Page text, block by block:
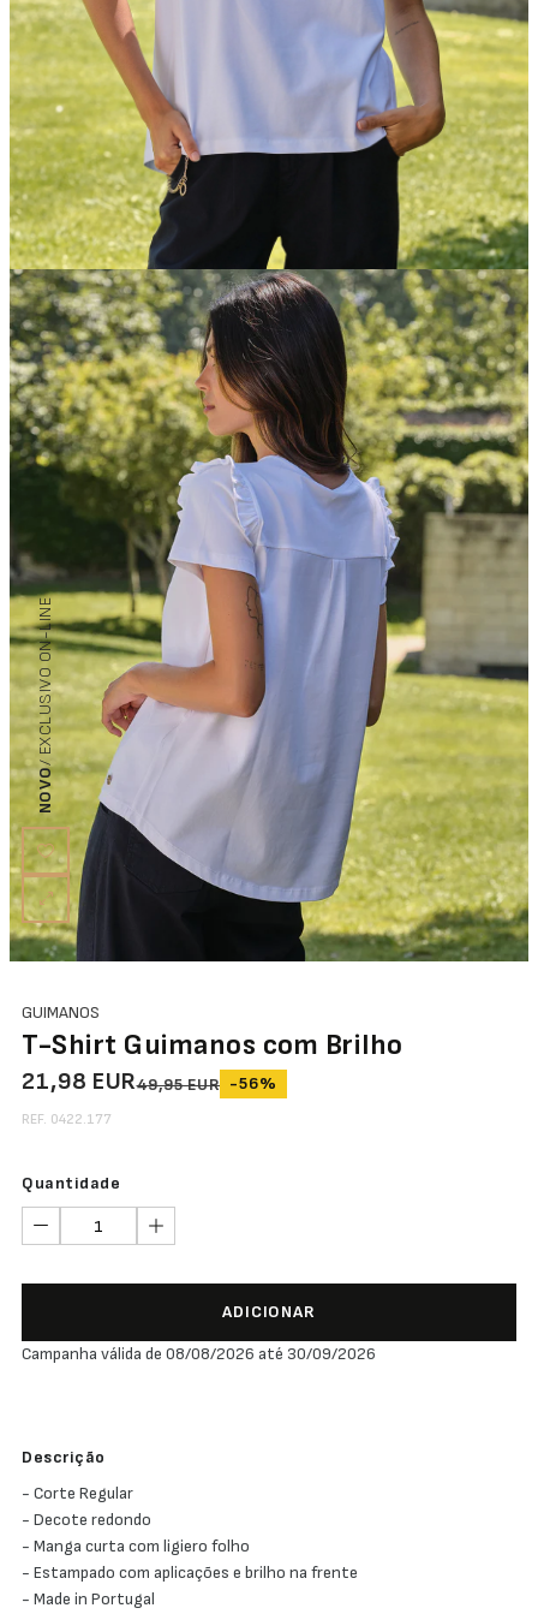
NOVO
/ EXCLUSIVO ON-LINE
GUIMANOS
T-Shirt Guimanos com Brilho
21,98 EUR49,95 EUR -56%
REF. 0422.177
Quantidade
ADICIONAR
Campanha válida de 08/08/2026 até 30/09/2026
Descrição
- Corte Regular
- Decote redondo
- Manga curta com ligiero folho
- Estampado com aplicações e brilho na frente
- Made in Portugal